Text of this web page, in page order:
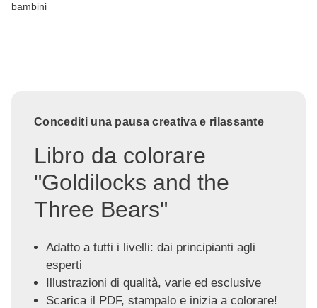
bambini
Concediti una pausa creativa e rilassante
Libro da colorare
"Goldilocks and the
Three Bears"
Adatto a tutti i livelli: dai principianti agli
esperti
Illustrazioni di qualità, varie ed esclusive
Scarica il PDF, stampalo e inizia a colorare!